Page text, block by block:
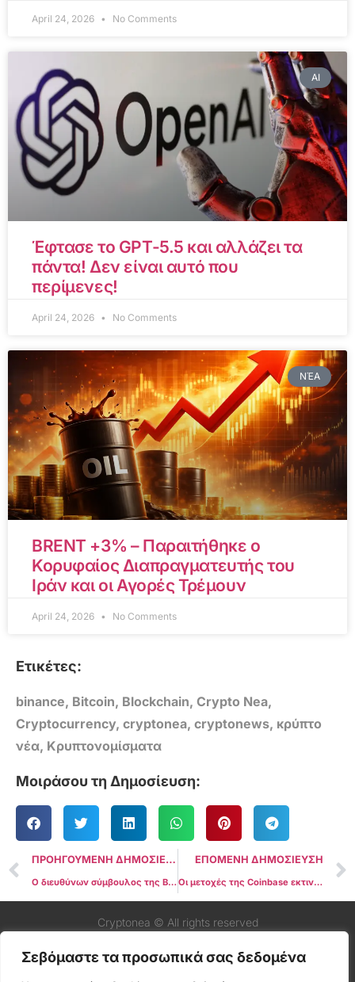
Σεβόμαστε τα προσωπικά σας δεδομένα
April 24, 2026 No Comments
AI
Έφτασε το GPT-5.5 και αλλάζει τα
πάντα! Δεν είναι αυτό που
περίμενες!
April 24, 2026 No Comments
ΝΈΑ
BRENT +3% – Παραιτήθηκε ο
Κορυφαίος Διαπραγματευτής του
Ιράν και οι Αγορές Τρέμουν
April 24, 2026 No Comments
Ετικέτες:
binance, Bitcoin, Blockchain, Crypto Nea,
Cryptocurrency, cryptonea, cryptonews, κρύπτο
νέα, Κρυπτονομίσματα
Μοιράσου τη Δημοσίευση:
ΠΡΟΗΓΟΥΜΕΝΗ ΔΗΜΟΣΙΕΥΣΗ
Ο διευθύνων σύμβουλος της Binance αποκαλύπτει τα μελλοντικά σχέδια για το ανταλλακτήριο κρύπτο μετά την αποχώρηση του CZ
ΕΠΟΜΕΝΗ ΔΗΜΟΣΙΕΥΣΗ
Οι μετοχές της Coinbase εκτινάσσονται σε 18-μηνο υψηλό μετά τις αποκαλύψεις της Binance
Cryptonea © All rights reserved